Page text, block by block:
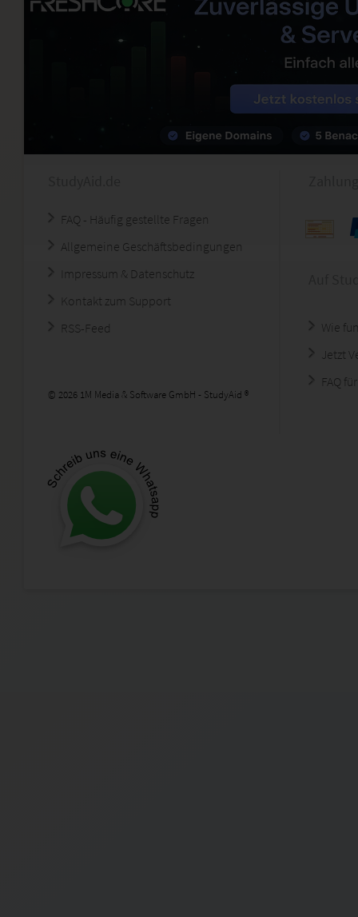
FAQ - Häufig gestellte Fragen
Allgemeine Geschäftsbedingungen
Impressum & Datenschutz
Kontakt zum Support
RSS-Feed
© 2026 1M Media & Software GmbH - StudyAid ®
Wie
Jetzt
FAQ